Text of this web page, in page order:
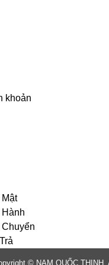
khoản
© NAM QUỐC THỊNH.